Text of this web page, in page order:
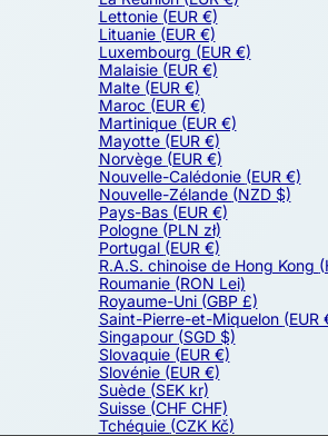
Lettonie (EUR €)
Lituanie (EUR €)
Luxembourg (EUR €)
Malaisie (EUR €)
Malte (EUR €)
Maroc (EUR €)
Martinique (EUR €)
Mayotte (EUR €)
Norvège (EUR €)
Nouvelle-Calédonie (EUR €)
Nouvelle-Zélande (NZD $)
Pays-Bas (EUR €)
Pologne (PLN zł)
Portugal (EUR €)
R.A.S. chinoise de Hong Kong
Roumanie (RON Lei)
Royaume-Uni (GBP £)
Saint-Pierre-et-Miquelon (EUR
Singapour (SGD $)
Slovaquie (EUR €)
Slovénie (EUR €)
Suède (SEK kr)
Suisse (CHF CHF)
Tchéquie (CZK Kč)